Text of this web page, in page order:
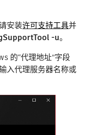
安装许可支持工具并
-u。
的“代理地址”字段
入代理服务器名称或